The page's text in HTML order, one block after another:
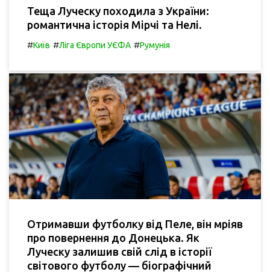
Теща Луческу походила з України:
романтична історія Мірчі та Нелі.
#Київ #Ліга Європи УЄФА #Румунія
Отримавши футболку від Пеле, він мріяв
про повернення до Донецька. Як
Луческу залишив свій слід в історії
світового футболу — біографічний